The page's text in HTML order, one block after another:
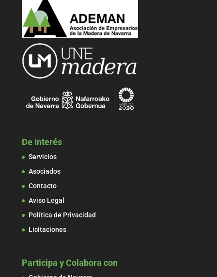
De Interés
Servicios
Asociados
Contacto
Aviso Legal
Política de Privacidad
Licitaciones
Participa y Colabora con